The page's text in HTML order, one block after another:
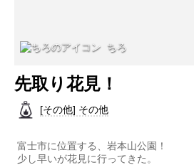
ちろ
先取り花見！
[その他] その他
富士市に位置する、岩本山公園！
少し早いが花見に行ってきた。